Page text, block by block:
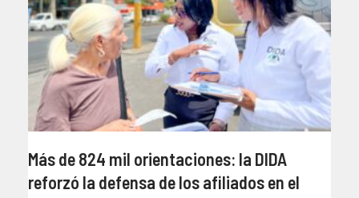
Más de 824 mil orientaciones: la DIDA
reforzó la defensa de los afiliados en el